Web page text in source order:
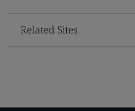
Related Sites